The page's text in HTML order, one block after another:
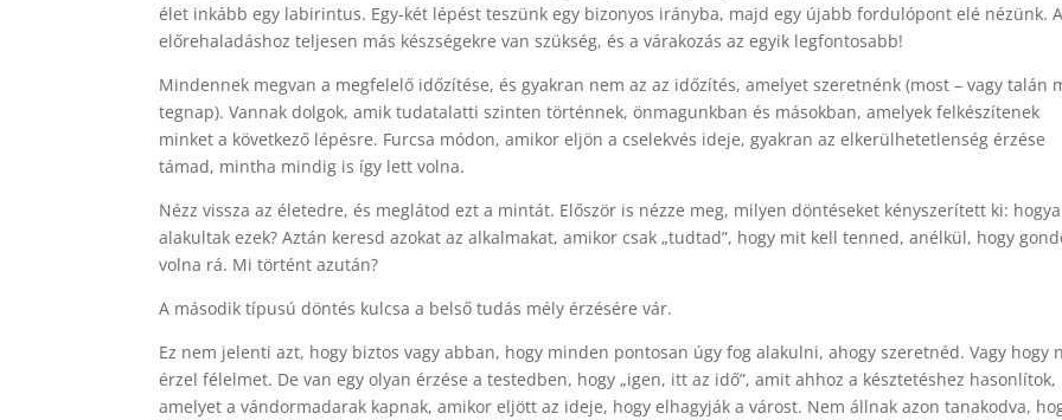
élet inkább egy labirintus. Egy-két lépést teszünk egy bizonyos irányba, majd egy újabb fordulópont elé nézünk.
előrehaladáshoz teljesen más készségekre van szükség, és a várakozás az egyik legfontosabb!
Mindennek megvan a megfelelő időzítése, és gyakran nem az az időzítés, amelyet szeretnénk (most – vagy talán
tegnap). Vannak dolgok, amik tudatalatti szinten történnek, önmagunkban és másokban, amelyek felkészítenek
minket a következő lépésre. Furcsa módon, amikor eljön a cselekvés ideje, gyakran az elkerülhetetlenség érzése
támad, mintha mindig is így lett volna.
Nézz vissza az életedre, és meglátod ezt a mintát. Először is nézze meg, milyen döntéseket kényszerített ki:
alakultak ezek? Aztán keresd azokat az alkalmakat, amikor csak „tudtad”, hogy mit kell tenned, anélkül, hogy
volna rá. Mi történt azután?
A második típusú döntés kulcsa a belső tudás mély érzésére vár.
Ez nem jelenti azt, hogy biztos vagy abban, hogy minden pontosan úgy fog alakulni, ahogy szeretnéd. Vagy hogy
érzel félelmet. De van egy olyan érzése a testedben, hogy „igen, itt az idő”, amit ahhoz a késztetéshez hasonlítok,
amelyet a vándormadarak kapnak, amikor eljött az ideje, hogy elhagyják a várost. Nem állnak azon tanakodva,